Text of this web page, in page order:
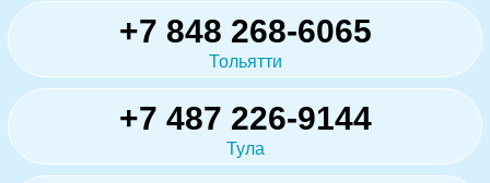
+7 848 268-6065
Тольятти
+7 487 226-9144
Тула